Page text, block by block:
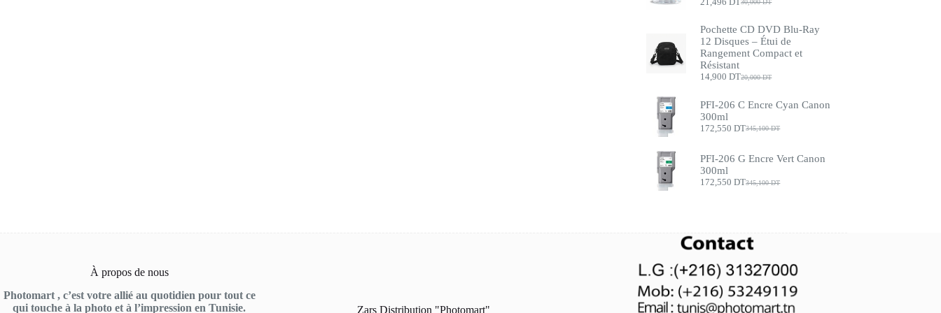
30,000DT
Le
initial
était :
30,000 DT.
Le
actuel
est :
21,496 DT.
Pochette CD DVD Blu-Ray
12 Disques – Étui de
Rangement Compact et
Résistant
20,000DT
Le
initial
20,000 DT.
14,900DTLe
actuel
14,900 DT.
PFI-206 C Encre Cyan Canon
300ml
345,100DT
Le
initial
345,100 DT.
172,550DT
Le
actuel
172,550 DT.
PFI-206 G Encre Vert Canon
300ml
345,100DT
Le
172,550DT
Le
À propos de nous
Photomart , c’est votre allié au quotidien pour tout ce
qui touche à la photo et à l’impression en Tunisie.
Zars Distribution "Photomart"